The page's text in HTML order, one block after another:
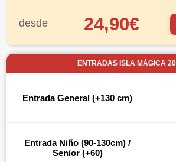
desde 24,90€
ENTRADAS ISLA MÁGICA
Entrada General (+130 cm)
Entrada Niño (90-130cm) /
Senior (+60)